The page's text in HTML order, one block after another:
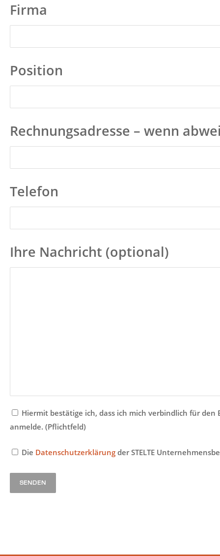
Firma
Position
Rechnungsadresse – wenn
Telefon
Ihre Nachricht (optional)
Hiermit bestätige ich, dass ich mich verbindlich für
anmelde. (Pflichtfeld)
Die Datenschutzerklärung der STELTE